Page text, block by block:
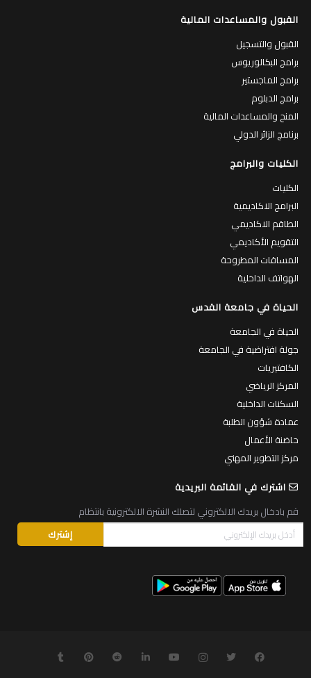
القبول والمساعدات المالية
القبول والتسجيل
برامج البكالوريوس
برامج الماجستير
برامج الدبلوم
المنح والمساعدات المالية
برنامج الزائر الدولي
الكليات والبرامج
الكليات
البرامج الاكاديمية
الطاقم الاكاديمي
التقويم الأكاديمي
المساقات المطروحة
الهواتف الداخلية
الحياة في جامعة القدس
الحياة في الجامعة
جولة افتراضية في الجامعة
الكافتيريات
المركز الرياضي
السكنات الداخلية
عمادة شؤون الطلبة
حاضنة الأعمال
مركز التطوير المهني
اشترك في القائمة البريدية
قم بادخال بريدك الالكتروني لتصلك النشرة الالكترونية بانتظام